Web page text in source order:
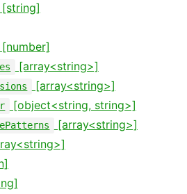
[string]
[number]
[array<string>]
[array<string>]
[object<string, string>]
[array<string>]